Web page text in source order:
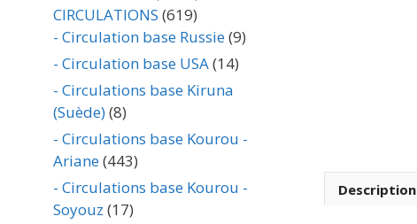
Description
CIRCULATIONS (619)
- Circulation base Russie(9)
- Circulation base USA(14)
- Circulations base Kiruna
(Suède)(8)
- Circulations base Kourou -
Ariane(443)
- Circulations base Kourou -
Soyouz (17)